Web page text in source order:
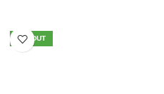
VÂNDUT